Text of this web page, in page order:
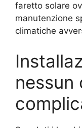
faretto solare
manutenzione
climatiche
nessun